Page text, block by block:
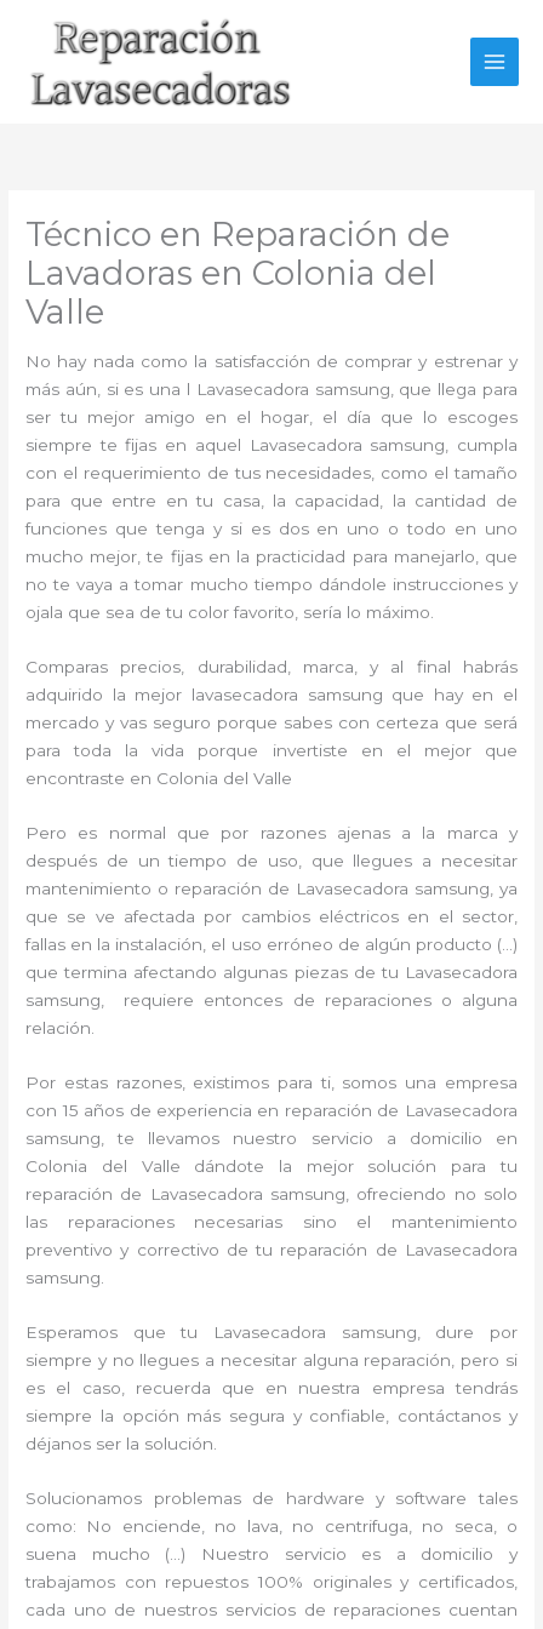
Técnico en Reparación de
Lavadoras en Colonia del
Valle
No hay nada como la satisfacción de comprar y estrenar y
más aún, si es una l Lavasecadora samsung, que llega para
ser tu mejor amigo en el hogar, el día que lo escoges
siempre te fijas en aquel Lavasecadora samsung, cumpla
con el requerimiento de tus necesidades, como el tamaño
para que entre en tu casa, la capacidad, la cantidad de
funciones que tenga y si es dos en uno o todo en uno
mucho mejor, te fijas en la practicidad para manejarlo, que
no te vaya a tomar mucho tiempo dándole instrucciones y
ojala que sea de tu color favorito, sería lo máximo.
Comparas precios, durabilidad, marca, y al final habrás
adquirido la mejor lavasecadora samsung que hay en el
mercado y vas seguro porque sabes con certeza que será
para toda la vida porque invertiste en el mejor que
encontraste en Colonia del Valle
Pero es normal que por razones ajenas a la marca y
después de un tiempo de uso, que llegues a necesitar
mantenimiento o reparación de Lavasecadora samsung, ya
que se ve afectada por cambios eléctricos en el sector,
fallas en la instalación, el uso erróneo de algún producto (…)
que termina afectando algunas piezas de tu Lavasecadora
samsung, requiere entonces de reparaciones o alguna
relación.
Por estas razones, existimos para ti, somos una empresa
con 15 años de experiencia en reparación de Lavasecadora
samsung, te llevamos nuestro servicio a domicilio en
Colonia del Valle dándote la mejor solución para tu
reparación de Lavasecadora samsung, ofreciendo no solo
las reparaciones necesarias sino el mantenimiento
preventivo y correctivo de tu reparación de Lavasecadora
samsung.
Esperamos que tu Lavasecadora samsung, dure por
siempre y no llegues a necesitar alguna reparación, pero si
es el caso, recuerda que en nuestra empresa tendrás
siempre la opción más segura y confiable, contáctanos y
déjanos ser la solución.
Solucionamos problemas de hardware y software tales
como: No enciende, no lava, no centrifuga, no seca, o
suena mucho (…) Nuestro servicio es a domicilio y
trabajamos con repuestos 100% originales y certificados,
cada uno de nuestros servicios de reparaciones cuentan